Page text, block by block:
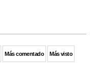
Más comentado Más visto